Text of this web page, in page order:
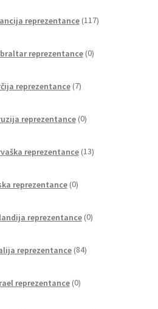
reprezentance 117izdelkov
reprezentance 0izdelkov
reprezentance 7izdelkov
reprezentance 0izdelkov
reprezentance 13izdelkov
reprezentance 0izdelkov
reprezentance 0izdelkov
reprezentance 84izdelkov
reprezentance 0izdelkov